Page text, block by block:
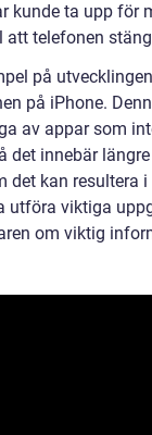
kunde ta upp för
att telefonen
på
på iPhone.
av appar som
det innebär
det kan resultera
utföra viktiga
om viktig